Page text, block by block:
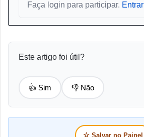
Faça login para participar. Entrar
Este artigo foi útil?
👍 Sim 👎 Não
☆ Salvar no Painel